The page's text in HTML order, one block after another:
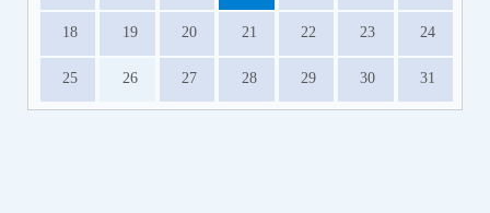
18 19 20 21 22 23 24
25 26 27 28 29 30 31